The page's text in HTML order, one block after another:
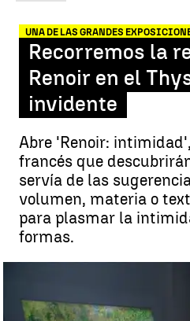
UNA DE LAS GRANDES
Recorremos la
Renoir en el
invidente
Abre 'Renoir:
francés que
servía de las
volumen, materia o
para plasmar la
formas.